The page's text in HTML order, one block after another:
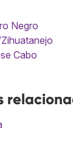
Negro
Cabo